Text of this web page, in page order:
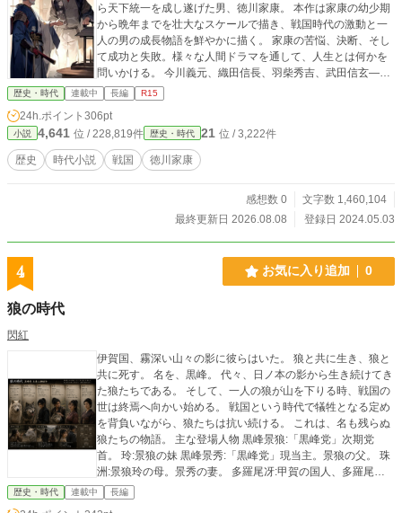
ら天下統一を成し遂げた男、徳川家康。 本作は家康の幼少期
から晩年までを壮大なスケールで描き、戦国時代の激動と一
人の男の成長物語を鮮やかに描く。 家康の苦悩、決断、そし
て成功と失敗。様々な人間ドラマを通して、人生とは何かを
問いかける。 今川義元、織田信長、羽柴秀吉、武田信玄――
家康の波乱万丈な人生を彩る個性豊かな名将たちも続々と登
場。 家康との関わりを通して、彼らの生き様も鮮やかに描か
れる。 笑いあり、涙ありの壮大なスケールで描く、単なる英
雄譚ではなく、一人の人間として苦悩し、成長していく家康
の姿を描いた壮大な歴史小説。 戦国時代の風雲児たちの活
躍、人間ドラマ、そして家康の不屈の精神が、読者を戦国時
ドラマにも要注目！ 歴史ファン必読の感動と興奮が止まらな
い歴史小説『不屈の葵』 ぜひ、手に取って、戦国時代の熱き
歴史・時代 連載中 長編 R15
24h.ポイント 306pt
小説 4,641 位 / 228,819件 歴史・時代 21 位 / 3,222件
歴史 時代小説 戦国 徳川家康
感想数 0
文字数 1,460,104
最終更新日 2026.08.08
登録日 2024.05.03
4 お気に入り追加 0
狼の時代
閃紅
伊賀国、霧深い山々の影に彼らはいた。 狼と共に生き、狼と
共に死す。 名を、黒峰。 代々、日ノ本の影から生き続けてき
た狼たちである。 そして、一人の狼が山を下りる時、戦国の
世は終焉へ向かい始める。 戦国という時代で犠牲となる定め
を背負いながら、狼たちは抗い続ける。 これは、名も残らぬ
狼たちの物語。 主な登場人物 黒峰景狼:「黒峰党」次期党
首。 玲:景狼の妹 黒峰景秀:「黒峰党」現当主。景狼の父。 珠
洲:景狼玲の母。景秀の妻。 多羅尾冴:甲賀の国人、多羅尾光
俊の娘。 柘植三郎左衛門:伊賀惣国のメンバー。 柘植新八:三
郎左衛門の子。通称、下柘植の大猿。 百地三太夫:伊賀惣国の
歴史・時代 連載中 長編